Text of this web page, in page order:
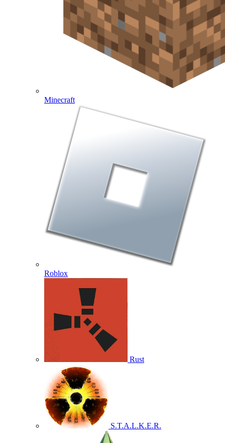
Minecraft
Roblox
Rust
S.T.A.L.K.E.R.